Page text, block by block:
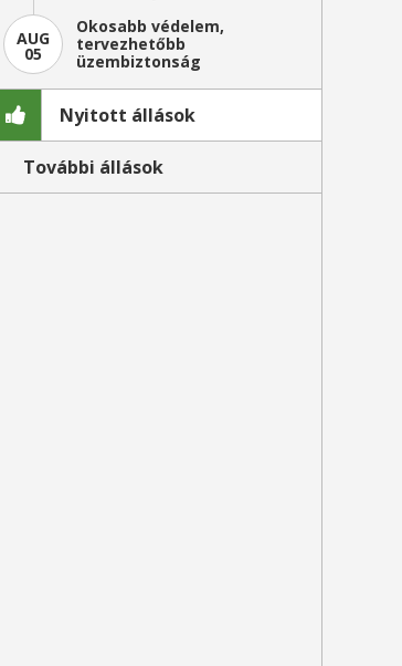
AUG
05
Okosabb védelem,
tervezhetőbb
üzembiztonság
Nyitott állások
További állások